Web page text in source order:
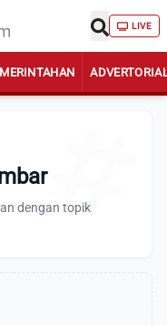
LIVE
dengan topik